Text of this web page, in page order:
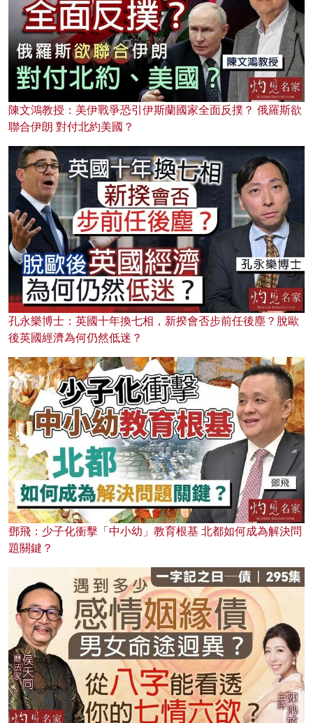
陳文鴻教授：美伊戰爭恐引伊斯蘭國家全面反撲？ 俄羅斯欲
聯合伊朗 對付北約美國？
孔永樂博士：英國十年換七相，新揆會否步前任後塵？脫歐
後英國經濟為何仍然低迷？
鄧飛：少子化衝擊「中小幼」教育根基 北都如何成為解決問
題關鍵？